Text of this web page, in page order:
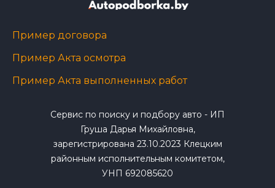
Пример договора
Пример Акта осмотра
Пример Акта выполненных работ
Сервис по поиску и подбору авто - ИП
Груша Дарья Михайловна,
зарегистрирована 23.10.2023 Клецким
районным исполнительным комитетом,
УНП 692085620